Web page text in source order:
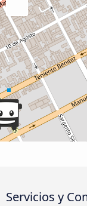
Servicios y